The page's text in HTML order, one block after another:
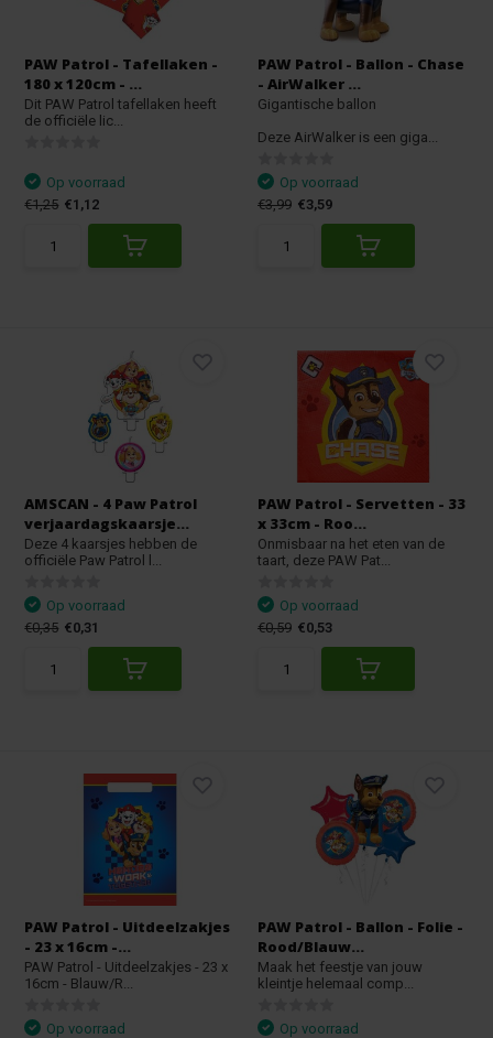
PAW Patrol - Tafellaken -
180 x 120cm - ...
Dit PAW Patrol tafellaken heeft
de officiële lic...
Op voorraad
€1,25 €1,12
PAW Patrol - Ballon - Chase
- AirWalker ...
Gigantische ballon
Deze AirWalker is een giga...
Op voorraad
€3,99 €3,59
AMSCAN - 4 Paw Patrol
verjaardagskaarsje...
Deze 4 kaarsjes hebben de
officiële Paw Patrol l...
Op voorraad
€0,35 €0,31
PAW Patrol - Servetten - 33
x 33cm - Roo...
Onmisbaar na het eten van de
taart, deze PAW Pat...
Op voorraad
€0,59 €0,53
PAW Patrol - Uitdeelzakjes
- 23 x 16cm -...
PAW Patrol - Uitdeelzakjes - 23 x
16cm - Blauw/R...
Op voorraad
PAW Patrol - Ballon - Folie -
Rood/Blauw...
Maak het feestje van jouw
kleintje helemaal comp...
Op voorraad